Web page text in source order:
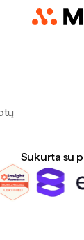
Sukurta su